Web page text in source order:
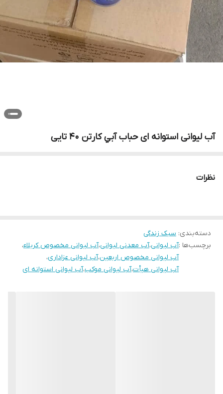
آب لیوانی استوانه ای حباب آبي کارتن 40 تایی
نظرات
دسته‌بندی: سبک زندگی
برچسب‌ها :آب لیوانی،آب معدنی لیوانی،آب لیوانی مخصوص کربلاء،
آب لیوانی مخصوص اربعین،آب لیوانی عزاداری،
آب لیوانی هیأت،آب لیوانی موکب،آب لیوانی استوانه ای